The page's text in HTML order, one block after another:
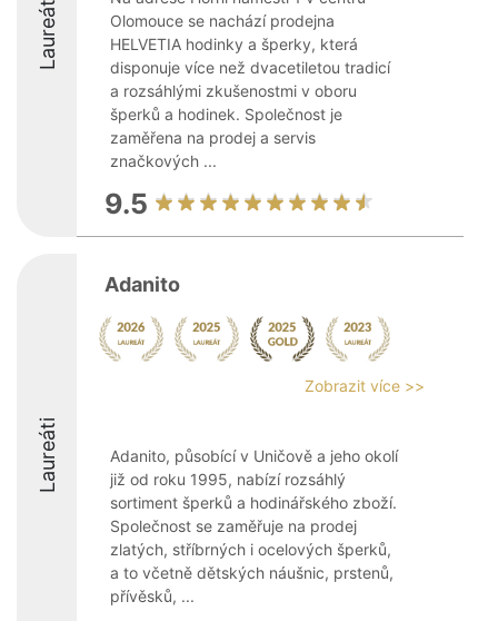
Laureáti
Olomouce se nachází prodejna
HELVETIA hodinky a šperky, která
disponuje více než dvacetiletou tradicí
a rozsáhlými zkušenostmi v oboru
šperků a hodinek. Společnost je
zaměřena na prodej a servis
značkových ...
9.5
Laureáti
Adanito
Zobrazit více >>
Adanito, působící v Uničově a jeho okolí
již od roku 1995, nabízí rozsáhlý
sortiment šperků a hodinářského zboží.
Společnost se zaměřuje na prodej
zlatých, stříbrných i ocelových šperků,
a to včetně dětských náušnic, prstenů,
přívěsků, ...